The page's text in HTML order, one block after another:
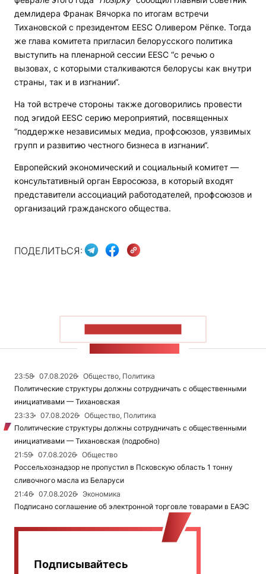
демлидера Франак Вячорка по итогам встречи
Тихановской с президентом EESC Оливером Рёпке. Тогда
же глава комитета пригласил белорусского политика
выступить на пленарной сессии EESC “с речью о
вызовах, с которыми сталкиваются белорусы как внутри
страны, так и в изгнании“.
На той встрече стороны также договорились провести
под эгидой EESC серию мероприятий, посвященных
“поддержке независимых медиа, профсоюзов, уязвимых
групп и развитию честного бизнеса в изгнании“.
Европейский экономический и социальный комитет —
консультативный орган Евросоюза, в который входят
представители ассоциаций работодателей, профсоюзов и
организаций гражданского общества.
ПОДЕЛИТЬСЯ:
23:58 07.08.2026
Общество, Политика
Политические структуры должны сотрудничать с общественными
инициативами — Тихановская
23:33
07.08.2026
Общество, Политика
Политические структуры должны сотрудничать с общественными
инициативами — Тихановская (подробно)
21:59
07.08.2026
Общество
Россельхознадзор не пропустил в Псковскую область 1 тонну
сливочного масла из Беларуси
21:46
07.08.2026
Экономика
Подписано соглашение об электронной торговле товарами в ЕАЭС
Подписывайтесь